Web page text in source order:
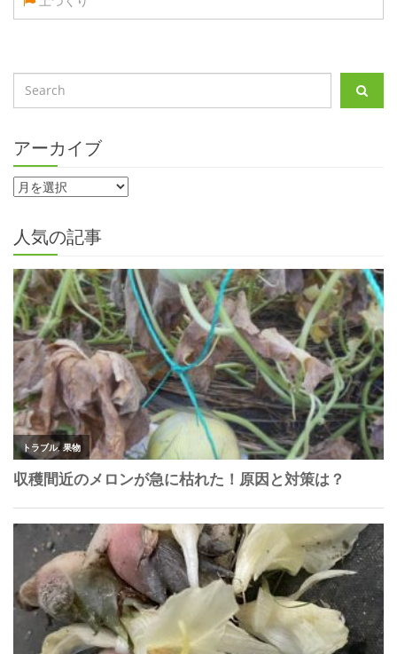
アーカイブ
人気の記事